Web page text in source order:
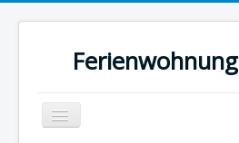
Navigation
an/aus